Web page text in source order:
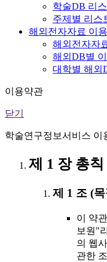
학술DB 리
주제별 리스
해외전자자료 이
해외전자자
해외DB별
대학별 해외
이용약관
닫기
학술연구정보서비스 이
제 1 장 총칙
제 1 조 (
이 약
보원"
의 웹
관한